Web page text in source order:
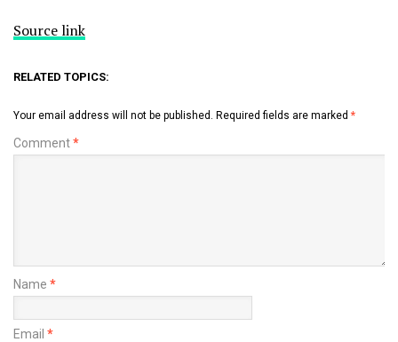
Source link
RELATED TOPICS:
Your email address will not be published. Required fields are marked *
Comment*
Name *
Email *